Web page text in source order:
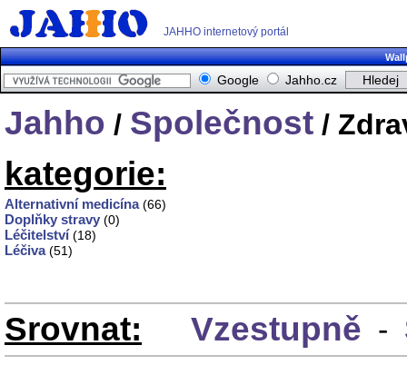
JAHHO internetový portál
Google Jahho.cz
Jahho / Společnost /
kategorie:
Alternativní medicína(66)
Doplňky stravy (0)
Léčitelství (18)
Léčiva(51)
Srovnat: Vzestupně -